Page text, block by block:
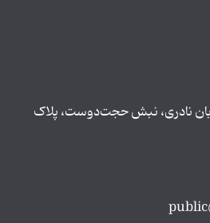
نادری، نبش حجت‌دوست، پلاک